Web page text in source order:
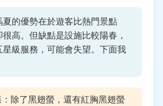
的優勢在於遊客比熱門景點
高。但缺點是設施比較陽春，
級服務，可能會失望。下面我
除了黑翅螢，還有紅胸黑翅螢